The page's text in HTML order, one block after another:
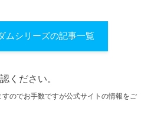
ムシリーズの記事一覧
ください。
のでお手数ですが公式サイトの情報をご